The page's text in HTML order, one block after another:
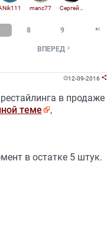
manc77
8 9 
ВПЕРЕД 
12-09-2016 
в продаже
теме
,
в остатке 5 штук.